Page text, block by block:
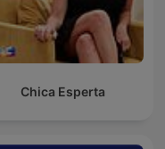
Chica Esperta